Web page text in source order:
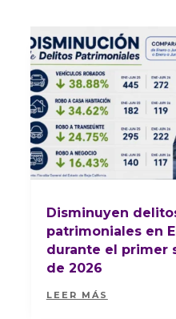
Disminuyen
patrimoniales en
durante el primer
de 2026
LEER MÁS